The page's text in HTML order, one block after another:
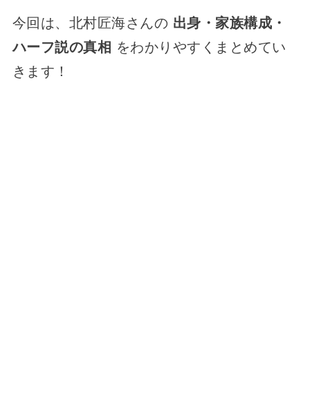
今回は、北村匠海さんの 出身・家族構成・
ハーフ説の真相 をわかりやすくまとめてい
きます！